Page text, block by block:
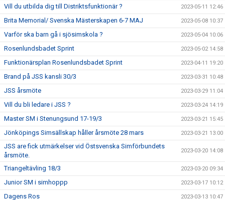
Vill du utbilda dig till Distriktsfunktionär ? 2023-05-11 12:46
Brita Memorial/ Svenska Mästerskapen 6-7 MAJ 2023-05-08 10:37
Varför ska barn gå i sjösimskola ? 2023-05-04 10:06
Rosenlundsbadet Sprint 2023-05-02 14:58
Funktionärsplan Rosenlundsbadet Sprint 2023-04-11 19:20
Brand på JSS kansli 30/3 2023-03-31 10:48
JSS årsmöte 2023-03-29 11:04
Vill du bli ledare i JSS ? 2023-03-24 14:19
Master SM i Stenungsund 17-19/3 2023-03-21 15:45
Jönköpings Simsällskap håller årsmöte 28 mars 2023-03-21 13:00
JSS are fick utmärkelser vid Östsvenska Simförbundets
årsmöte.
2023-03-20 14:08
Triangeltävling 18/3 2023-03-20 09:34
Junior SM i simhoppp 2023-03-17 10:12
Dagens Ros 2023-03-13 10:47